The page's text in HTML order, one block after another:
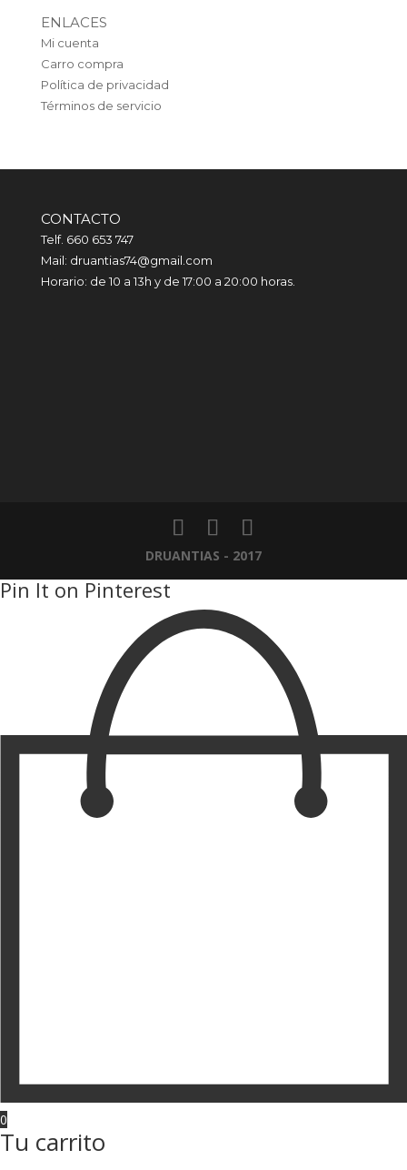
ENLACES
Mi cuenta
Carro compra
Política de privacidad
Términos de servicio
CONTACTO
Telf. 660 653 747
Mail: druantias74@gmail.com
Horario: de 10 a 13h y de 17:00 a 20:00 horas.
DRUANTIAS - 2017
Pin It on Pinterest
0
Tu carrito